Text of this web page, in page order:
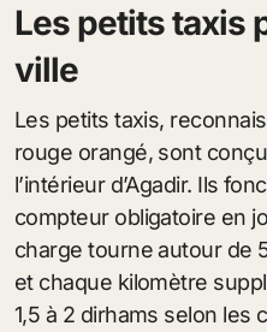
Les petits taxis
ville
Les petits taxis,
rouge orangé, sont
l’intérieur d’Agadir. Ils
compteur obligatoire en
charge tourne autour de
et chaque kilomètre
1,5 à 2 dirhams selon les